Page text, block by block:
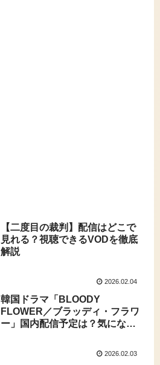
【二度目の裁判】配信はどこで
見れる？視聴できるVODを徹底
解説
2026.02.04
韓国ドラマ「BLOODY
FLOWER／ブラッディ・フラワ
ー」国内配信予定は？気になる
2026.02.03